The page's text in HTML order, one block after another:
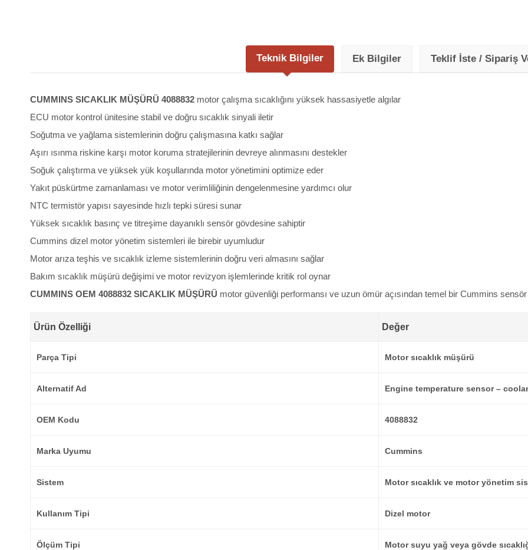
Teknik Bilgiler Ek Bilgiler Teklif İste / Sipariş
CUMMINS SICAKLIK MÜŞÜRÜ 4088832 motor çalışma sıcaklığını yüksek hassasiyetle algılar
ECU motor kontrol ünitesine stabil ve doğru sıcaklık sinyali iletir
Soğutma ve yağlama sistemlerinin doğru çalışmasına katkı sağlar
Aşırı ısınma riskine karşı motor koruma stratejilerinin devreye alınmasını destekler
Soğuk çalıştırma ve yüksek yük koşullarında motor yönetimini optimize eder
Yakıt püskürtme zamanlaması ve motor verimliliğinin dengelenmesine yardımcı olur
NTC termistör yapısı sayesinde hızlı tepki süresi sunar
Yüksek sıcaklık basınç ve titreşime dayanıklı sensör gövdesine sahiptir
Cummins dizel motor yönetim sistemleri ile birebir uyumludur
Motor arıza teşhis ve sıcaklık izleme sistemlerinin doğru veri almasını sağlar
Bakım sıcaklık müşürü değişimi ve motor revizyon işlemlerinde kritik rol oynar
CUMMINS OEM 4088832 SICAKLIK MÜŞÜRÜ motor güvenliği performansı ve uzun ömür açısından temel bir Cummins
Ürün Özelliği Değer
Parça Tipi Motor sıcaklık müşürü
Alternatif Ad Engine temperature sensor –
OEM Kodu 4088832
Marka Uyumu Cummins
Sistem Motor sıcaklık ve motor yönetim
Kullanım Tipi Dizel motor
Ölçüm Tipi Motor suyu yağ veya gövde